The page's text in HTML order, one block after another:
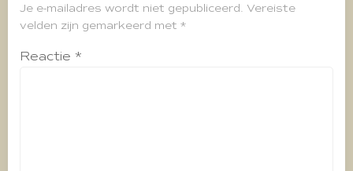
Je e-mailadres wordt niet gepubliceerd. Vereiste
velden zijn gemarkeerd met *
Reactie *